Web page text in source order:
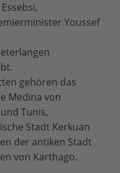
Youssef
gehören das
Medina von
Tunis,
Stadt Kerkuan
der antiken Stadt
von Karthago.